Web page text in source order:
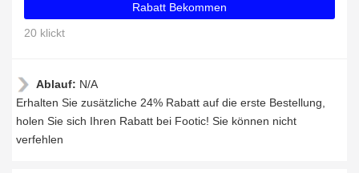
Rabatt Bekommen
20 klickt
Ablauf: N/A
Erhalten Sie zusätzliche 24% Rabatt auf die erste Bestellung,
holen Sie sich Ihren Rabatt bei Footic! Sie können nicht
verfehlen